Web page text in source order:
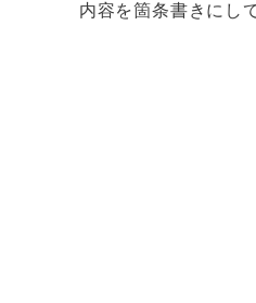
内容を箇条書きにし